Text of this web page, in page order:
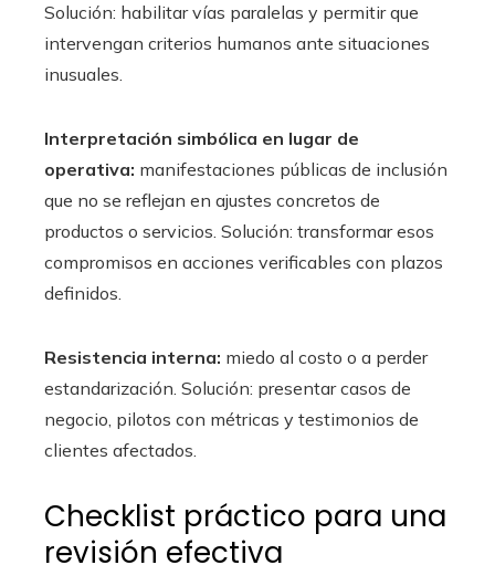
Solución: habilitar vías paralelas y permitir que
intervengan criterios humanos ante situaciones
inusuales.
Interpretación simbólica en lugar de
operativa: manifestaciones públicas de inclusión
que no se reflejan en ajustes concretos de
productos o servicios. Solución: transformar esos
compromisos en acciones verificables con plazos
definidos.
Resistencia interna: miedo al costo o a perder
estandarización. Solución: presentar casos de
negocio, pilotos con métricas y testimonios de
clientes afectados.
Checklist práctico para una
revisión efectiva